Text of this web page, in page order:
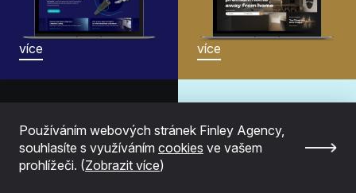
více více
Aplikace
2024
Callsheduling
2024
Používáním webových stránek Finley Agency,
souhlasíte s využíváním cookies ve vašem
prohlížeči. (Zobrazit více)